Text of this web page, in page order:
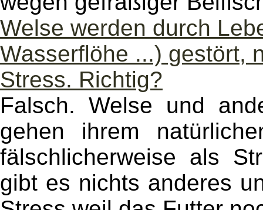
Welse werden durch
Wasserflöhe ...) gestört,
Stress. Richtig?
Falsch. Welse und
gehen ihrem
fälschlicherweise als
gibt es nichts anderes